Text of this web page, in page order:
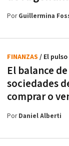
PorGuillermina
El balance
sociedades
comprar o
FINANZAS / El
PorDaniel Alberti